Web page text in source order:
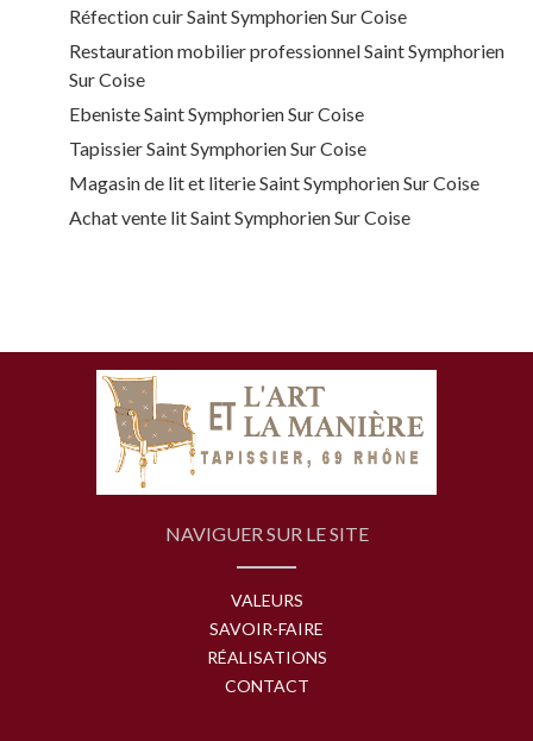
Réfection cuir Saint Symphorien Sur Coise
Restauration mobilier professionnel Saint Symphorien
Sur Coise
Ebeniste Saint Symphorien Sur Coise
Tapissier Saint Symphorien Sur Coise
Magasin de lit et literie Saint Symphorien Sur Coise
Achat vente lit Saint Symphorien Sur Coise
NAVIGUER SUR LE SITE
VALEURS
SAVOIR-FAIRE
RÉALISATIONS
CONTACT